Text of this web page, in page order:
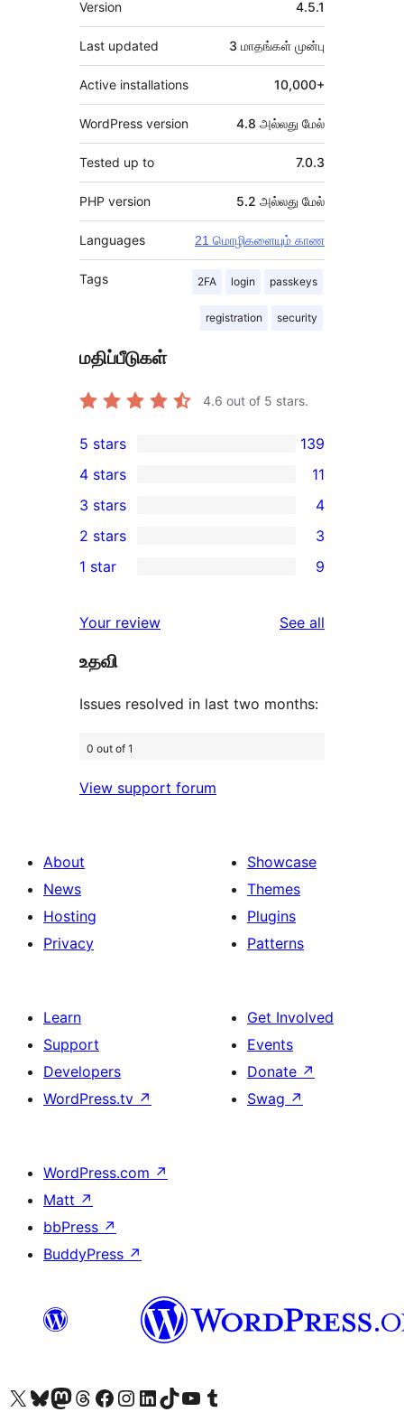
Version 4.5.1
Last updated 3 மாதங்கள் முன்பு
Active installations 10,000+
WordPress version 4.8 அல்லது மேல்
Tested up to 7.0.3
PHP version 5.2 அல்லது மேல்
Languages 21 மொழிகளையும் காண
Tags 2FA login passkeys
registration security
மதிப்பீடுகள்
4.6 out of 5 stars.
139
5-
star
reviews
5 stars 139
4-
star
reviews
4 stars 11
4
3-
star
3 stars 4
2-
reviews
2 stars 3
star
reviews
1 star 9
Your review See all
உதவி
Issues resolved in last two months:
0 out of 1
View support forum
About
News
Hosting
Privacy
Showcase
Themes
Plugins
Patterns
Learn
Support
Developers
WordPress.tv ↗
Get Involved
Events
Donate ↗
Swag ↗
WordPress.com ↗
Matt ↗
bbPress ↗
BuddyPress ↗
Visit our X (formerly Twitter) account
Visit our Bluesky account
Visit our Mastodon account
Visit our Threads account
Visit our Facebook page
Visit our Instagram account
Visit our LinkedIn account
Visit our TikTok account
Visit our YouTube channel
Visit our Tumblr account